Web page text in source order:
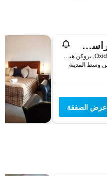
تشارلز راسب موتور إن آند كوتيجيز
158 Oxide Street, بروكن هيل, NSW, أستراليا
عرض الصفقة